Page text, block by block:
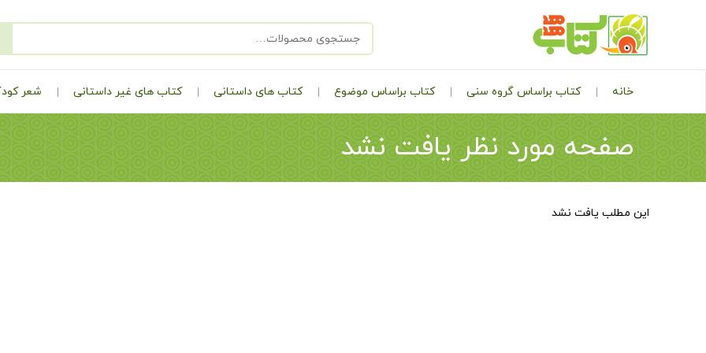
خانه کتاب براساس گروه سنی کتاب براساس موضوع کتاب های داستانی کتاب های غیر داستانی شعر
صفحه مورد نظر یافت نشد
این مطلب یافت نشد